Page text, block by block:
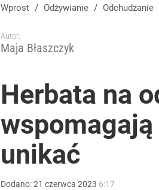
Wprost / Odżywianie / Odchudzanie
Autor:
Maja Błaszczyk
Herbata na
unikać
Dodano:21 czerwca 2023 6:17